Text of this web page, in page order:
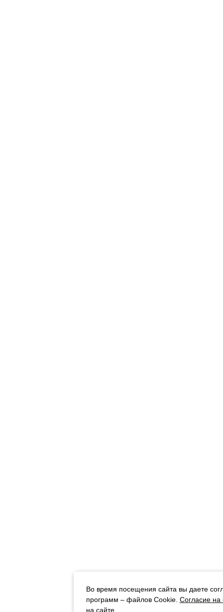
Во время посещения сайта вы даете
программ – файлов Cookie. Согласие на
на сайте.